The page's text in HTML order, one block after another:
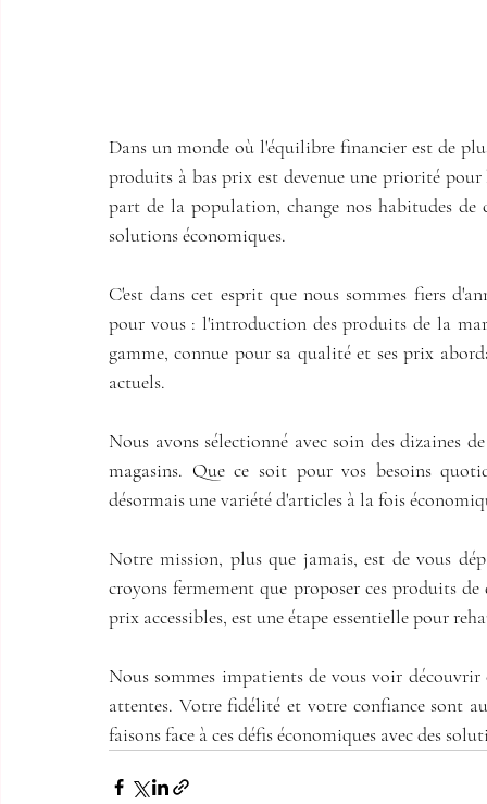
Dans un monde où l'équilibre financier est de
produits à bas prix est devenue une priorité
part de la population, change nos habitudes
solutions économiques.
C'est dans cet esprit que nous sommes fiers
pour vous : l'introduction des produits de la
gamme, connue pour sa qualité et ses prix
actuels.
Nous avons sélectionné avec soin des dizaines
magasins. Que ce soit pour vos besoins
désormais une variété d'articles à la fois
Notre mission, plus que jamais, est de vous
croyons fermement que proposer ces produits
prix accessibles, est une étape essentielle pour
Nous sommes impatients de vous voir découvrir
attentes. Votre fidélité et votre confiance sont
faisons face à ces défis économiques avec des